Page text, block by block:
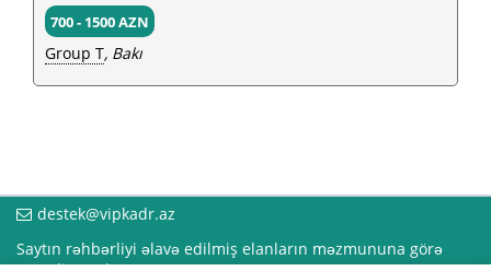
700 - 1500 AZN
Group T, Bakı
destek@vipkadr.az
Saytın rəhbərliyi əlavə edilmiş elanların məzmununa görə